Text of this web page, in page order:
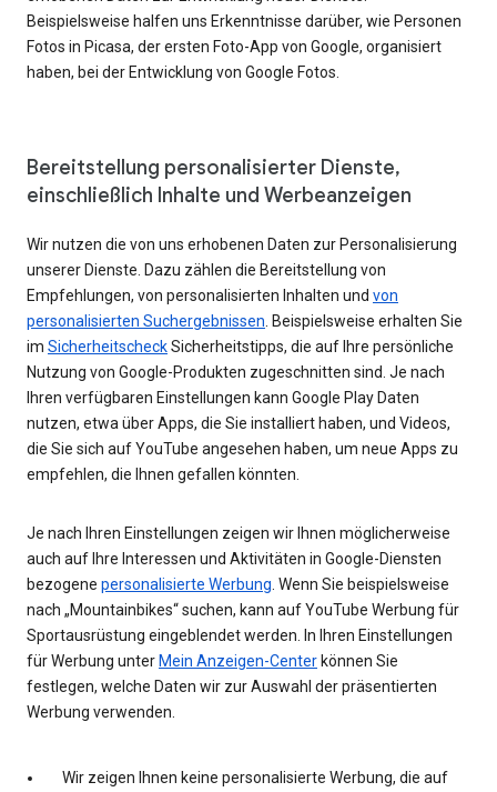
Beispielsweise halfen uns Erkenntnisse darüber, wie Personen
Fotos in Picasa, der ersten Foto-App von Google, organisiert
haben, bei der Entwicklung von Google Fotos.
Bereitstellung personalisierter Dienste,
einschließlich Inhalte und Werbeanzeigen
Wir nutzen die von uns erhobenen Daten zur Personalisierung
unserer Dienste. Dazu zählen die Bereitstellung von
Empfehlungen, von personalisierten Inhalten und von
personalisierten Suchergebnissen . Beispielsweise erhalten Sie
im SicherheitscheckSicherheitstipps, die auf Ihre persönliche
Nutzung von Google-Produkten zugeschnitten sind. Je nach
Ihren verfügbaren Einstellungen kann Google Play Daten
nutzen, etwa über Apps, die Sie installiert haben, und Videos,
die Sie sich auf YouTube angesehen haben, um neue Apps zu
empfehlen, die Ihnen gefallen könnten.
Je nach Ihren Einstellungen zeigen wir Ihnen möglicherweise
auch auf Ihre Interessen und Aktivitäten in Google-Diensten
bezogene personalisierte Werbung . Wenn Sie beispielsweise
nach „Mountainbikes“ suchen, kann auf YouTube Werbung für
Sportausrüstung eingeblendet werden. In Ihren Einstellungen
für Werbung unter Mein Anzeigen-Center können Sie
festlegen, welche Daten wir zur Auswahl der präsentierten
Werbung verwenden.
Wir zeigen Ihnen keine personalisierte Werbung, die auf